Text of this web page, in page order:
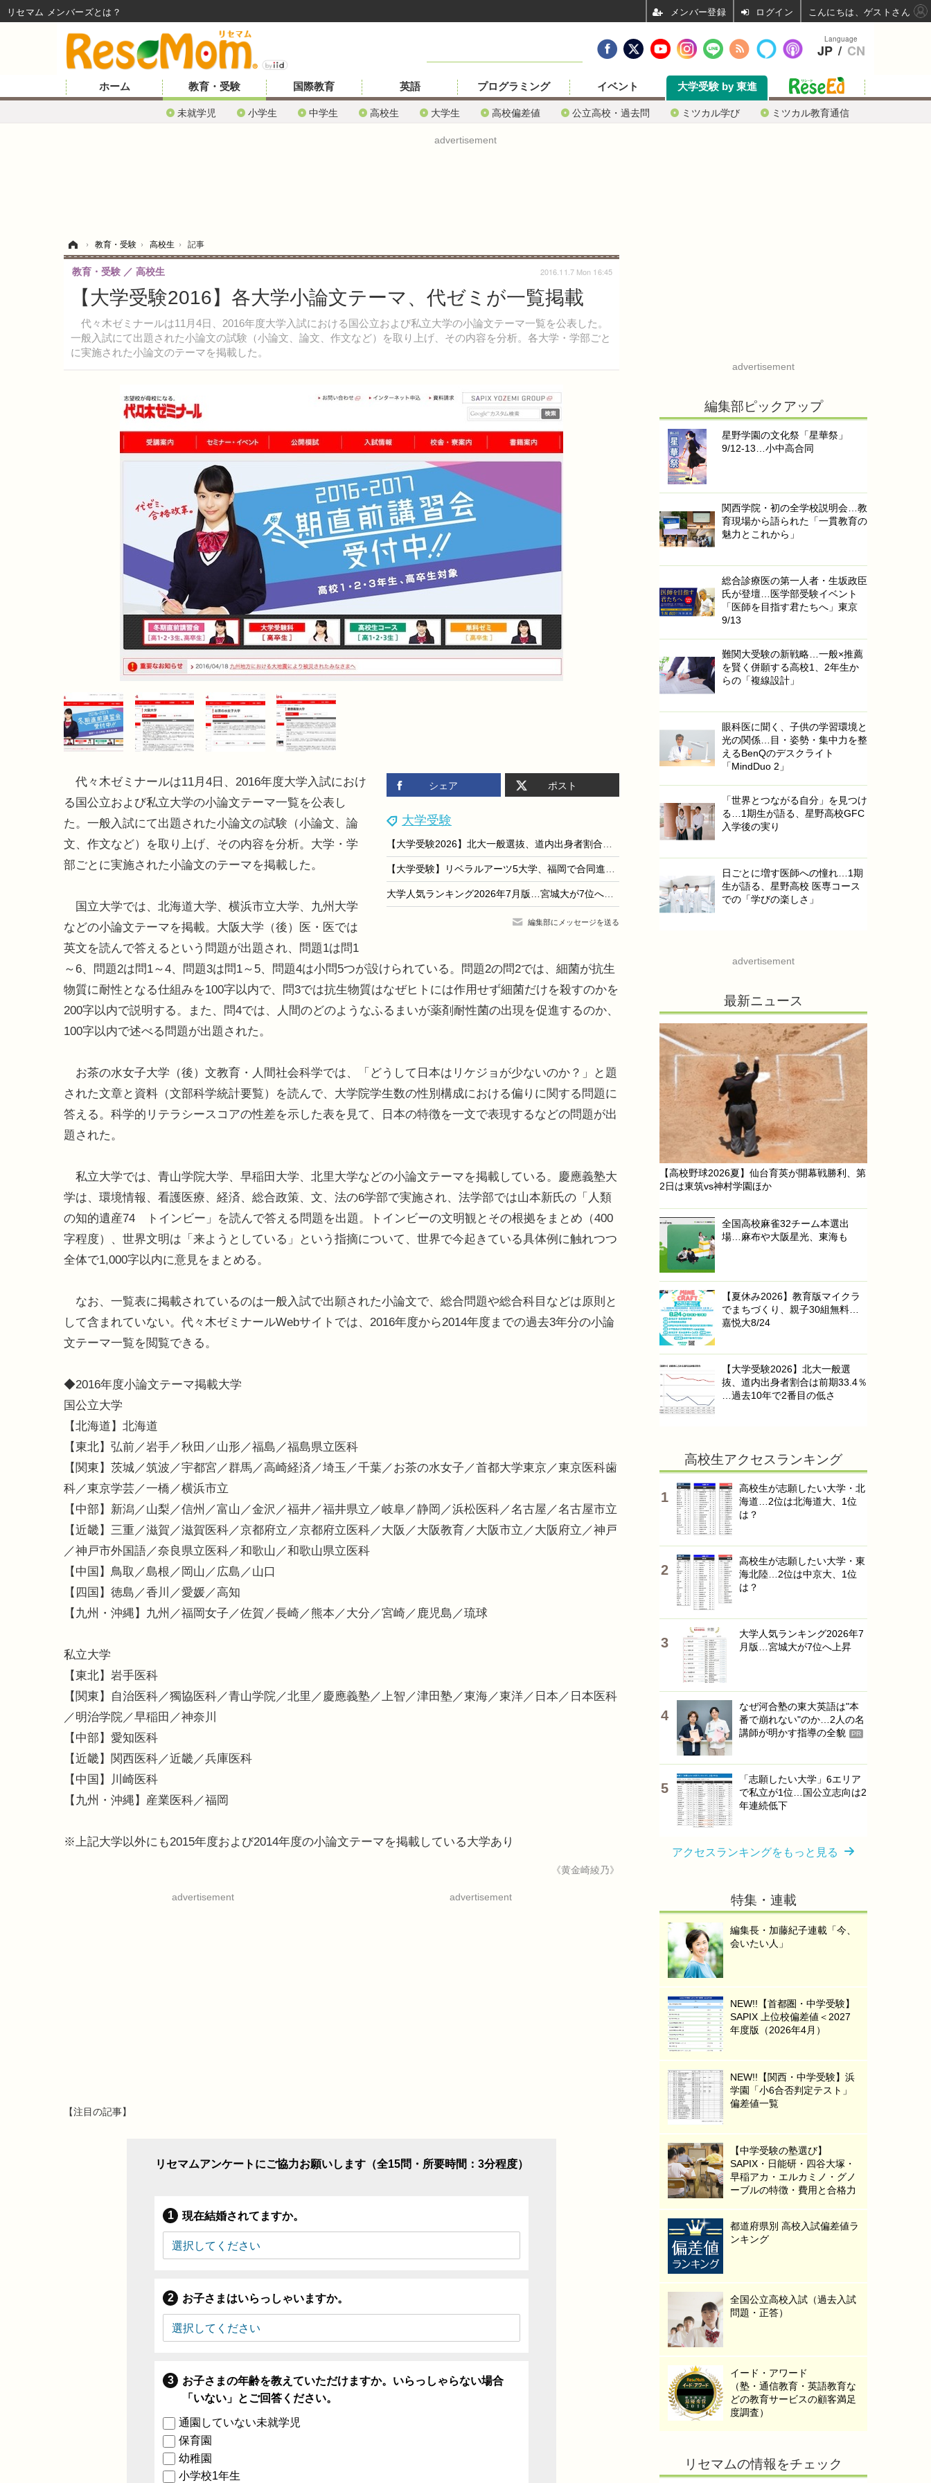
ホーム 教育・受験
未就学児 小学生 中学生 高校生 大学生 高校偏差値 公立高校・過去問 ミツカル学び ミツカル教育通信
国際教育 英語 プログラミング イベント 大学受験 by 東進
advertisement
› 教育・受験 › 高校生 › 記事
【大学受験2016】各大学小論文テーマ、代ゼミが一覧掲載
代々木ゼミナールは11月4日、2016年度大学入試における国公立および私立大学の小論文テーマ一覧を公表した。
一般入試にて出題された小論文の試験（小論文、論文、作文など）を取り上げ、その内容を分析。各大学・学部ごと
に実施された小論文のテーマを掲載した。
教育・受験 高校生 2016.11.7 Mon 16:45
シェア ポスト
大学受験
【大学受験2026】北大一般選抜、道内出身者割合は前期33.4％…過去10年で2番目の低さ
【大学受験】リベラルアーツ5大学、福岡で合同進学相談会…大学進学セミナー2026内で開催
大学人気ランキング2026年7月版…宮城大が7位へ上昇
編集部にメッセージを送る
代々木ゼミナールは11月4日、2016年度大学入試におけ
る国公立および私立大学の小論文テーマ一覧を公表し
た。一般入試にて出題された小論文の試験（小論文、論
文、作文など）を取り上げ、その内容を分析。大学・学
部ごとに実施された小論文のテーマを掲載した。
国立大学では、北海道大学、横浜市立大学、九州大学
などの小論文テーマを掲載。大阪大学（後）医・医では
英文を読んで答えるという問題が出題され、問題1は問1
～6、問題2は問1～4、問題3は問1～5、問題4は小問5つが設けられている。問題2の問2では、細菌が抗生
物質に耐性となる仕組みを100字以内で、問3では抗生物質はなぜヒトには作用せず細菌だけを殺すのかを
200字以内で説明する。また、問4では、人間のどのようなふるまいが薬剤耐性菌の出現を促進するのか、
100字以内で述べる問題が出題された。
お茶の水女子大学（後）文教育・人間社会科学では、「どうして日本はリケジョが少ないのか？」と題
された文章と資料（文部科学統計要覧）を読んで、大学院学生数の性別構成における偏りに関する問題に
答える。科学的リテラシースコアの性差を示した表を見て、日本の特徴を一文で表現するなどの問題が出
題された。
私立大学では、青山学院大学、早稲田大学、北里大学などの小論文テーマを掲載している。慶應義塾大
学は、環境情報、看護医療、経済、総合政策、文、法の6学部で実施され、法学部では山本新氏の「人類
の知的遺産74 トインビー」を読んで答える問題を出題。トインビーの文明観とその根拠をまとめ（400
字程度）、世界文明は「来ようとしている」という指摘について、世界で今起きている具体例に触れつつ
全体で1,000字以内に意見をまとめる。
なお、一覧表に掲載されているのは一般入試で出願された小論文で、総合問題や総合科目などは原則と
して含まれていない。代々木ゼミナールWebサイトでは、2016年度から2014年度までの過去3年分の小論
文テーマ一覧を閲覧できる。
◆2016年度小論文テーマ掲載大学
国公立大学
【北海道】北海道
【東北】弘前／岩手／秋田／山形／福島／福島県立医科
【関東】茨城／筑波／宇都宮／群馬／高崎経済／埼玉／千葉／お茶の水女子／首都大学東京／東京医科歯
科／東京学芸／一橋／横浜市立
【中部】新潟／山梨／信州／富山／金沢／福井／福井県立／岐阜／静岡／浜松医科／名古屋／名古屋市立
【近畿】三重／滋賀／滋賀医科／京都府立／京都府立医科／大阪／大阪教育／大阪市立／大阪府立／神戸
／神戸市外国語／奈良県立医科／和歌山／和歌山県立医科
【中国】鳥取／島根／岡山／広島／山口
【四国】徳島／香川／愛媛／高知
【九州・沖縄】九州／福岡女子／佐賀／長崎／熊本／大分／宮崎／鹿児島／琉球
私立大学
【東北】岩手医科
【関東】自治医科／獨協医科／青山学院／北里／慶應義塾／上智／津田塾／東海／東洋／日本／日本医科
／明治学院／早稲田／神奈川
【中部】愛知医科
【近畿】関西医科／近畿／兵庫医科
【中国】川崎医科
【九州・沖縄】産業医科／福岡
※上記大学以外にも2015年度および2014年度の小論文テーマを掲載している大学あり
《黄金崎綾乃》
advertisement advertisement
【注目の記事】
リセマムアンケートにご協力お願いします（全15問・所要時間：3分程度）
現在結婚されてますか。
お子さまはいらっしゃいますか。
お子さまの年齢を教えていただけますか。いらっしゃらない場合
「いない」とご回答ください。
通園していない未就学児
保育園
幼稚園
小学校1年生
advertisement
編集部ピックアップ
星野学園の文化祭「星華祭」
9/12-13…小中高合同
関西学院・初の全学校説明会…教
育現場から語られた「一貫教育の
魅力とこれから」
総合診療医の第一人者・生坂政臣
氏が登壇…医学部受験イベント
「医師を目指す君たちへ」東京
9/13
難関大受験の新戦略…一般×推薦
を賢く併願する高校1、2年生か
らの「複線設計」
眼科医に聞く、子供の学習環境と
光の関係…目・姿勢・集中力を整
えるBenQのデスクライト
「MindDuo 2」
「世界とつながる自分」を見つけ
る…1期生が語る、星野高校GFC
入学後の実り
日ごとに増す医師への憧れ…1期
生が語る、星野高校 医専コース
での「学びの楽しさ」
advertisement
最新ニュース
【高校野球2026夏】仙台育英が開幕戦勝利、第
2日は東筑vs神村学園ほか
全国高校麻雀32チーム本選出
場…麻布や大阪星光、東海も
【夏休み2026】教育版マイクラ
でまちづくり、親子30組無料…
嘉悦大8/24
【大学受験2026】北大一般選
抜、道内出身者割合は前期33.4％
…過去10年で2番目の低さ
高校生アクセスランキング
高校生が志願したい大学・北
海道…2位は北海道大、1位
は？
高校生が志願したい大学・東
海北陸…2位は中京大、1位
は？
大学人気ランキング2026年7
月版…宮城大が7位へ上昇
なぜ河合塾の東大英語は"本
番で崩れない"のか…2人の名
講師が明かす指導の全貌
PR
「志願したい大学」6エリア
で私立が1位…国公立志向は2
年連続低下
アクセスランキングをもっと見る
特集・連載
編集長・加藤紀子連載「今、
会いたい人」
NEW!!【首都圏・中学受験】
SAPIX 上位校偏差値＜2027
年度版（2026年4月）
NEW!!【関西・中学受験】浜
学園「小6合否判定テスト」
偏差値一覧
【中学受験の塾選び】
SAPIX・日能研・四谷大塚・
早稲アカ・エルカミノ・グノ
ーブルの特徴・費用と合格力
都道府県別 高校入試偏差値ラ
ンキング
全国公立高校入試（過去入試
問題・正答）
イード・アワード
（塾・通信教育・英語教育な
どの教育サービスの顧客満足
度調査）
リセマムの情報をチェック
Language
JP / CN
リセマム メンバーズ ログイン こんにちは、ゲストさん